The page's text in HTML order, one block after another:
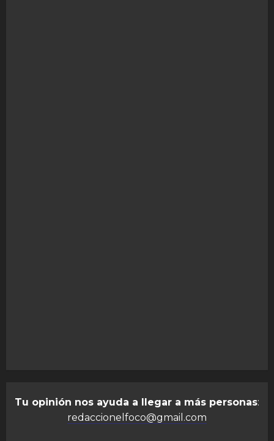
Tu opinión nos ayuda a llegar a más personas:
redaccionelfoco@gmail.com